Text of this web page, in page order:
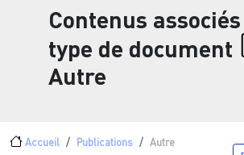
Contenus
type de document
Autre
Fil d'Ariane
Accueil Publications Autre